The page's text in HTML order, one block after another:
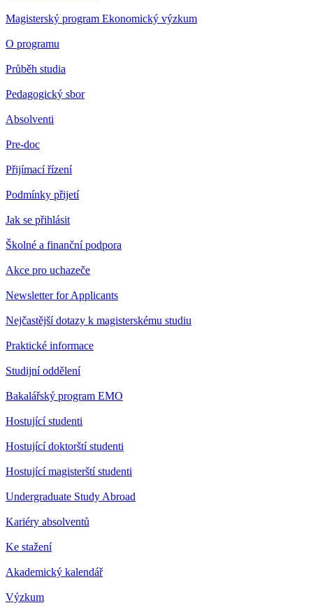
Magisterský program Ekonomický výzkum
O programu
Průběh studia
Pedagogický sbor
Absolventi
Pre-doc
Přijímací řízení
Podmínky přijetí
Jak se přihlásit
Školné a finanční podpora
Akce pro uchazeče
Newsletter for Applicants
Nejčastější dotazy k magisterskému studiu
Praktické informace
Studijní oddělení
Bakalářský program EMO
Hostující studenti
Hostující doktorští studenti
Hostující magisterští studenti
Undergraduate Study Abroad
Kariéry absolventů
Ke stažení
Akademický kalendář
Výzkum